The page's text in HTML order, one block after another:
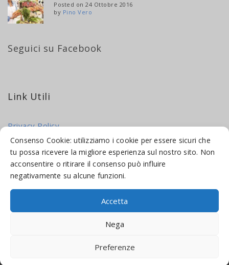
Consenso Cookie: utilizziamo i cookie per essere sicuri che
tu possa ricevere la migliore esperienza sul nostro sito. Non
acconsentire o ritirare il consenso può influire
negativamente su alcune funzioni.
Accetta
Nega
Preferenze
Posted on 24 Ottobre 2016
by Pino Vero
Seguici su Facebook
Link Utili
Privacy Policy
Cookie Policy
MADE WEB SOLUTIONS